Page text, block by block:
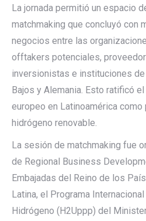
La jornada permitió un espacio
matchmaking que concluyó con
negocios entre las
offtakers potenciales,
inversionistas e instituciones
Bajos y Alemania. Esto ratificó
europeo en Latinoamérica
hidrógeno renovable.
La sesión de matchmaking fue
de Regional Business
Embajadas del Reino de los
Latina, el Programa
Hidrógeno (H2Uppp) del